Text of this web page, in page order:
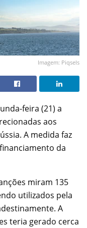
Imagem: Piqsels
feira (21) a
aos
A medida faz
da
miram 135
utilizados pela
A
teria gerado cerca